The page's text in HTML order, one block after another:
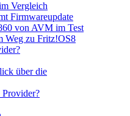
Vergleich
Firmwareupdate
von AVM im Test
Weg zu Fritz!OS8
über die
Provider?